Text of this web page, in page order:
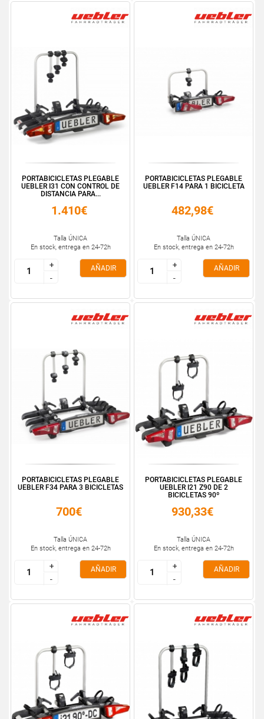
PORTABICICLETAS PLEGABLE
UEBLER I31 CON CONTROL DE
DISTANCIA PARA...
1.410€
Talla ÚNICA
En stock, entrega en 24-72h
+
-
+
-
AÑADIR
PORTABICICLETAS PLEGABLE
UEBLER F14 PARA 1 BICICLETA
482,98€
Talla ÚNICA
En stock, entrega en 24-72h
+
-
+
-
AÑADIR
PORTABICICLETAS PLEGABLE
UEBLER F34 PARA 3 BICICLETAS
700€
Talla ÚNICA
En stock, entrega en 24-72h
+
-
+
-
AÑADIR
PORTABICICLETAS PLEGABLE
UEBLER I21 Z90 DE 2
BICICLETAS 90º
930,33€
Talla ÚNICA
En stock, entrega en 24-72h
+
-
+
-
AÑADIR